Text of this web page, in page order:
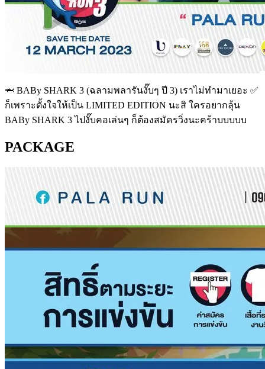
🦈 BABy SHARK 3 (ฉลามพลารันงั๊บๆ ปี 3) เราไม่ทำมาเยอะ ✅
ก็เพราะตั้งใจให้เป็น LIMITED EDITION นะสิ ใครอยากลุ้น
BABy SHARK 3 ไปงั๊บคอเล่นๆ ก็ต้องสมัครวิ่งนะคร้าบบบบบ
PACKAGE